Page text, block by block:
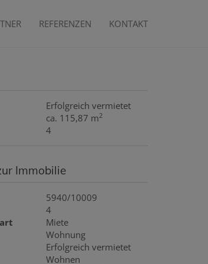
REFERENZEN KONTAKT
Erfolgreich vermietet
ca. 115,87 m2
4
Immobilie
5940/10009
4
Miete
Wohnung
Erfolgreich vermietet
Wohnen